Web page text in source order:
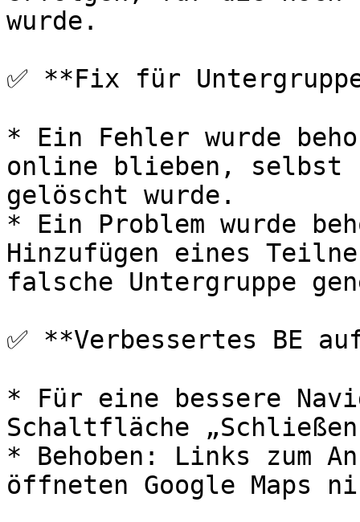
wurde.
✅ **Fix für
* Ein Fehler wurde
online blieben, selbst
gelöscht wurde.
* Ein Problem wurde
Hinzufügen eines
falsche Untergruppe
✅ **Verbessertes BE
* Für eine bessere
Schaltfläche
* Behoben: Links zum
öffneten Google Maps